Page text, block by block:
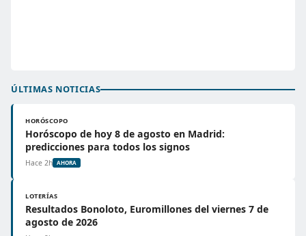
ÚLTIMAS NOTICIAS
HORÓSCOPO
Horóscopo de hoy 8 de agosto en Madrid:
predicciones para todos los signos
Hace 2h AHORA
LOTERÍAS
Resultados Bonoloto, Euromillones del viernes 7 de
agosto de 2026